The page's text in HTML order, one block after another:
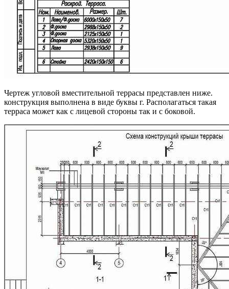
Чертеж угловой вместительной террасы представлен ниже.
конструкция выполнена в виде буквы г. Располагаться такая
терраса может как с лицевой стороны так и с боковой.